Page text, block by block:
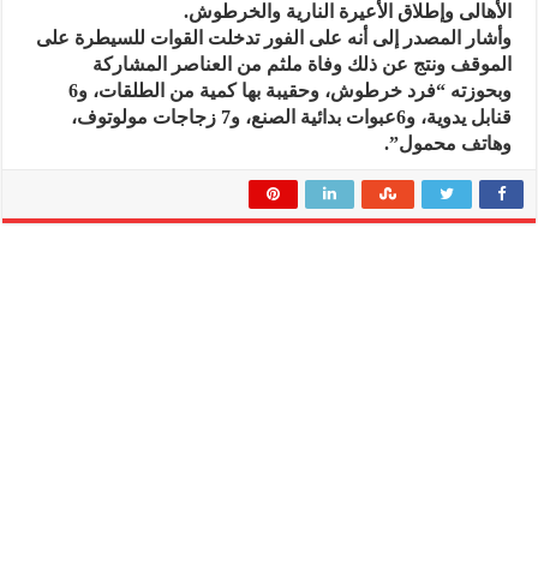
الأهالى وإطلاق الأعيرة النارية والخرطوش.
وأشار المصدر إلى أنه على الفور تدخلت القوات للسيطرة على
الموقف ونتج عن ذلك وفاة ملثم من العناصر المشاركة
وبحوزته “فرد خرطوش، وحقيبة بها كمية من الطلقات، و6
قنابل يدوية، و6عبوات بدائية الصنع، و7 زجاجات مولوتوف،
وهاتف محمول”.